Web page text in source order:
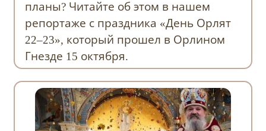
планы? Читайте об этом в нашем
репортаже с праздника «День Орлят
22–23», который прошел в Орлином
Гнезде 15 октября.